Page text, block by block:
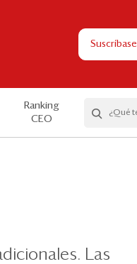
Suscríbase
Ranking
CEO
Las